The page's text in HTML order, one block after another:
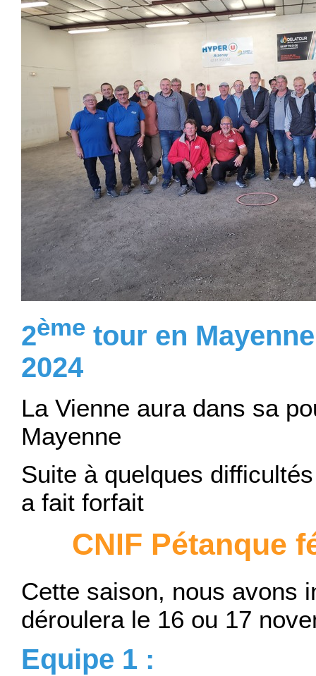
2ème tour en
2024
La Vienne aura dans sa
Mayenne
Suite à quelques
a fait forfait
CNIF Pétanque
Cette saison, nous avons
déroulera le 16 ou 17
Equipe 1 :